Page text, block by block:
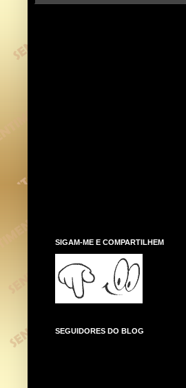
SIGAM-ME E COMPARTILHEM
SEGUIDORES DO BLOG